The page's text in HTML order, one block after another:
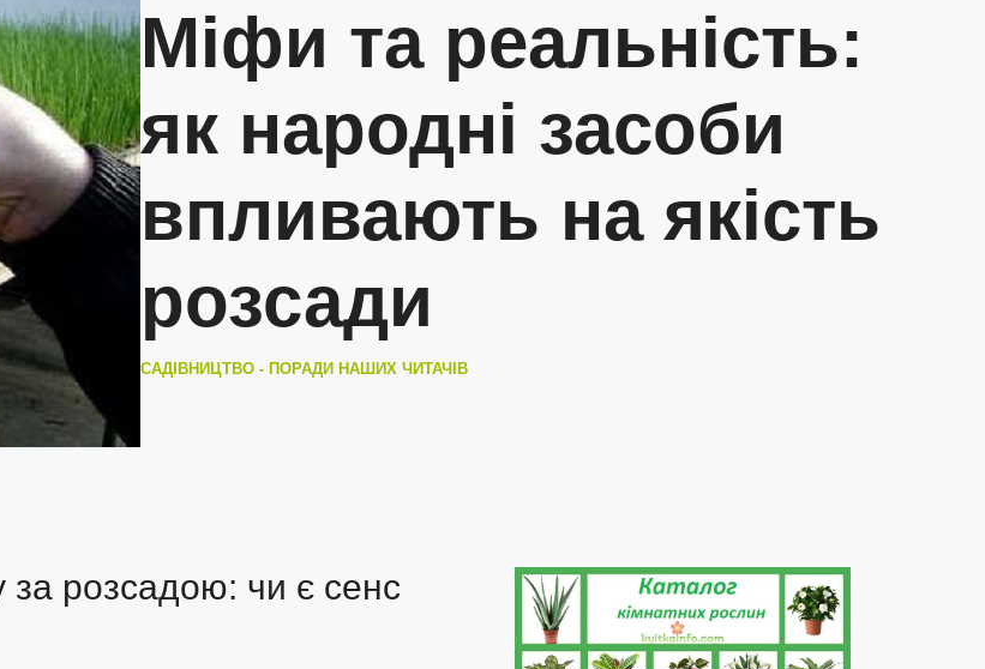
Міфи та реальність:
як народні засоби
впливають на якість
розсади
САДІВНИЦТВО - ПОРАДИ НАШИХ ЧИТАЧІВ
за розсадою: чи є сенс